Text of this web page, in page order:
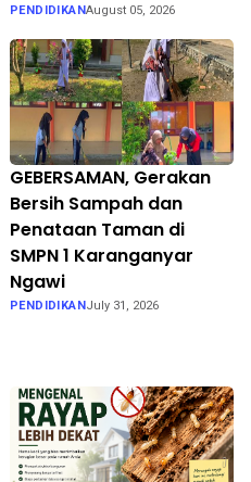
PENDIDIKANAugust 05, 2026
GEBERSAMAN, Gerakan
Bersih Sampah dan
Penataan Taman di
SMPN 1 Karanganyar
Ngawi
PENDIDIKANJuly 31, 2026